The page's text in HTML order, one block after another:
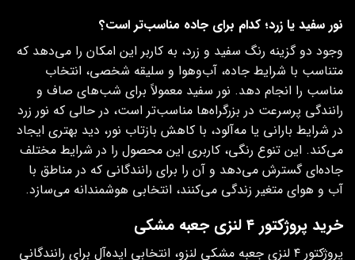
نور سفید یا زرد؛ کدام برای جاده مناسب‌تر است؟
وجود دو گزینه‌ رنگ سفید و زرد، به کاربر این امکان را می‌دهد که
متناسب با شرایط جاده، آب‌وهوا و سلیقه‌ شخصی، انتخاب
مناسب را انجام دهد. نور سفید معمولاً برای شب‌های صاف و
رانندگی پرسرعت در بزرگراه‌ها مناسب‌تر است، در حالی که نور زرد
در شرایط بارانی یا مه‌آلود، با کاهش بازتاب نور، دید بهتری ایجاد
می‌کند. این تنوع رنگی، کاربری این محصول را در شرایط مختلف
جاده‌ای گسترش می‌دهد و آن را برای رانندگانی که در مناطق با
آب‌ و هوای متغیر زندگی می‌کنند، انتخابی هوشمندانه می‌سازد.
خرید پروژکتور ۴ لنزی جعبه مشکی
پروژکتور ۴ لنزی جعبه مشکی لنزو، انتخابی ایده‌آل برای رانندگانی